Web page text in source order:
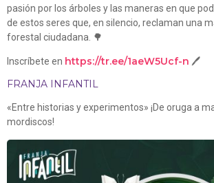
pasión por los árboles y las maneras en que
de estos seres que, en silencio, reclaman una
forestal ciudadana. 🌳
Inscríbete en https://tr.ee/1aeW5Ucf-n 🖊
FRANJA INFANTIL
«Entre historias y experimentos» ¡De oruga a
mordiscos!